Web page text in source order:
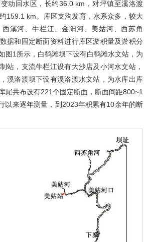
动回水区，长约36.0 km，对坪镇至溪洛渡
159.1 km。库区支沟发育，水系众多，较大
溪河、牛栏江、金阳河、美姑河、西苏角
据和固定断面资料进行库区淤积量及淤积分
图1 所示，白鹤滩坝下设有白鹤滩水文站，为
站，支流牛栏江设有大沙店及小河水文站，
溪洛渡坝下设有溪洛渡水文站，为水库出库
尾共布设有221个固定断面，断面间距800~1
以来逐年测量，到2023年积累有10余年的断